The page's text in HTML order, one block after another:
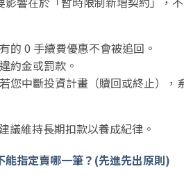
re
d
s
ai p
Li
n
k
的 0 手續費優惠不會被追回。
約金或罰款。
您中斷投資計畫（贖回或終止）
議維持長期扣款以養成紀律。
能指定賣哪一筆？(先進先出原則)